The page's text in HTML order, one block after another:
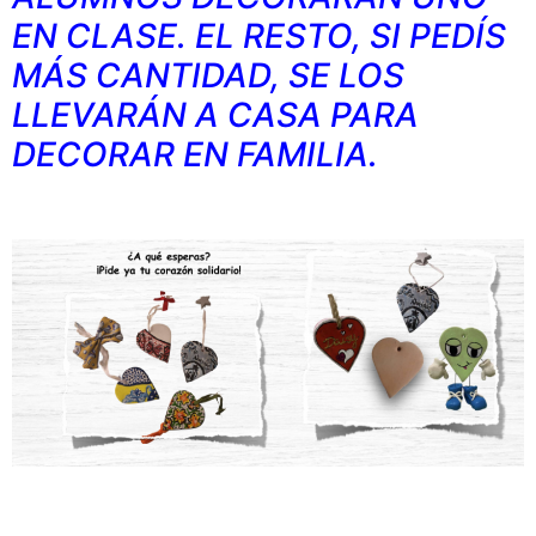
EN CLASE. EL RESTO, SI PEDÍS
MÁS CANTIDAD, SE LOS
LLEVARÁN A CASA PARA
DECORAR EN FAMILIA.